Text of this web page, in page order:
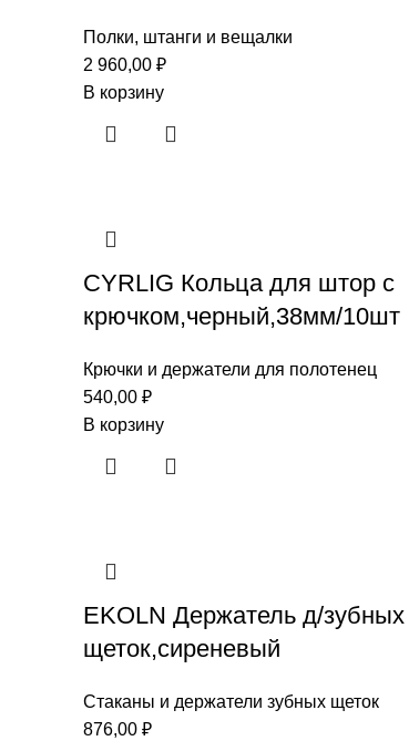
Полки, штанги и вещалки
2 960,00 ₽
В корзину
CYRLIG Кольца для штор с
крючком,черный,38мм/10шт
Крючки и держатели для полотенец
540,00 ₽
В корзину
EKOLN Держатель д/зубных
щеток,сиреневый
Стаканы и держатели зубных щеток
876,00 ₽